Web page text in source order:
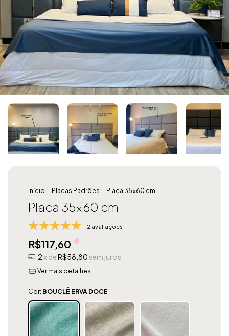
Início . Placas Padrões . Placa 35x60 cm
Placa 35x60 cm
2 avaliações
R$117,60
2x deR$58,80 sem juros
Ver mais detalhes
Cor: BOUCLÊ ERVA DOCE